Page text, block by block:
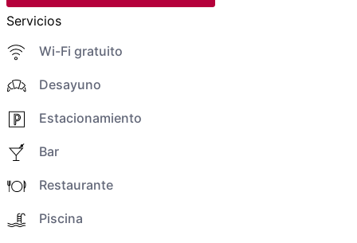
Servicios
Wi-Fi gratuito
Desayuno
Estacionamiento
Bar
Restaurante
Piscina